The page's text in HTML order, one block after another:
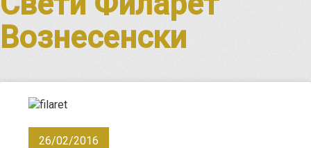
Вознесенски
26/02/2016